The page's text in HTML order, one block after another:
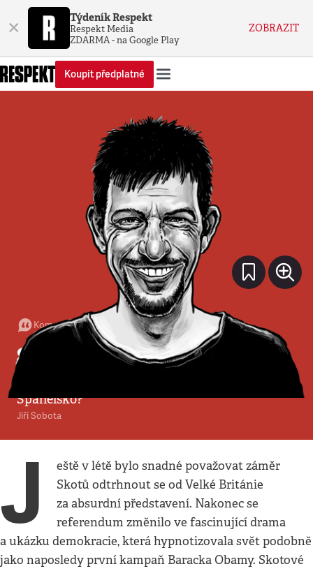
× Týdeník Respekt
Respekt Media
ZDARMA - na Google Play
ZOBRAZIT
Koupit předplatné
Komentář•21. 9. 2014 minuty
Skotsko nebude poslední
Španělsko?
Jiří Sobota
J
eště v létě bylo snadné považovat záměr
Skotů odtrhnout se od Velké Británie
za absurdní představení. Nakonec se
referendum změnilo ve fascinující drama
a ukázku demokracie, která hypnotizovala svět podobně
jako naposledy první kampaň Baracka Obamy. Skotové